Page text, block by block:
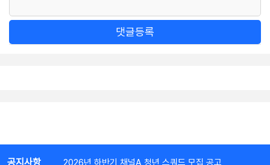
댓글등록
공지사항 2026년 하반기 채널A 청년 스쿼드 모집 공고